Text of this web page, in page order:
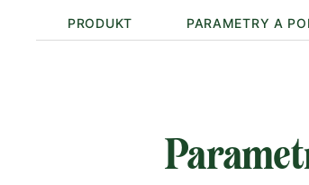
PRODUKT PARAMETRY A